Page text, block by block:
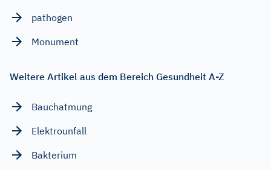
pathogen
Monument
Weitere Artikel aus dem Bereich Gesundheit A-Z
Bauchatmung
Elektrounfall
Bakterium